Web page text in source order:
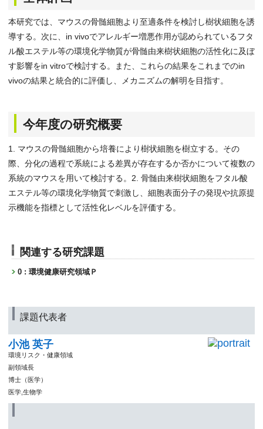
本研究では、マウスの骨髄細胞より至適条件を検討し樹状細胞を誘
導する。次に、in vivoでアレルギー増悪作用が認められているフタ
ル酸エステル等の環境化学物質が骨髄由来樹状細胞の活性化に及ぼ
す影響をin vitroで検討する。また、これらの結果をこれまでのin
vivoの結果と統合的に評価し、メカニズムの解明を目指す。
今年度の研究概要
1. マウスの骨髄細胞から培養により樹状細胞を樹立する。その
際、分化の過程で系統による差異が存在するか否かについて複数の
系統のマウスを用いて検討する。2. 骨髄由来樹状細胞をフタル酸
エステル等の環境化学物質で刺激し、細胞表面分子の発現や抗原提
示機能を指標として活性化レベルを評価する。
関連する研究課題
0 : 環境健康研究領域Ｐ
課題代表者
小池 英子
環境リスク・健康領域
副領域長
博士（医学）
医学,生物学